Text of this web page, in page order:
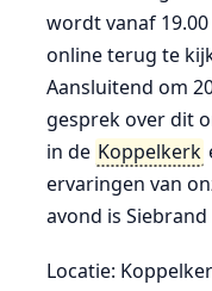
wordt vanaf
online terug te
Aansluitend om
gesprek over dit
in de Koppelkerk
ervaringen van
avond is
Locatie: